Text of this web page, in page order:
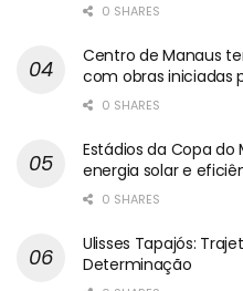
0 SHARES
Centro de Manaus
com obras iniciadas
0 SHARES
Estádios da Copa
energia solar e
0 SHARES
Ulisses Tapajós:
Determinação